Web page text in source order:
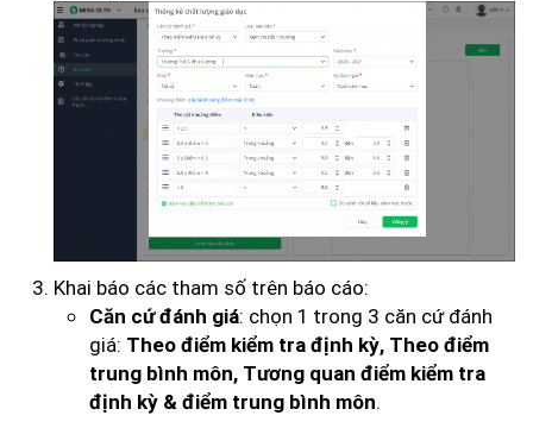
Khai báo các tham số trên báo cáo:
Căn cứ đánh giá: chọn 1 trong 3 căn cứ đánh
giá: Theo điểm kiểm tra định kỳ, Theo điểm
trung bình môn, Tương quan điểm kiểm tra
định kỳ & điểm trung bình môn.